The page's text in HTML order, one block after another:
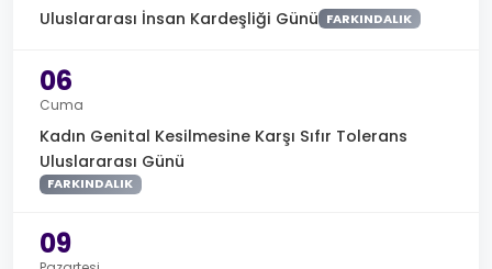
Uluslararası İnsan Kardeşliği Günü FARKINDALIK
06
Cuma
Kadın Genital Kesilmesine Karşı Sıfır Tolerans
Uluslararası Günü
FARKINDALIK
09